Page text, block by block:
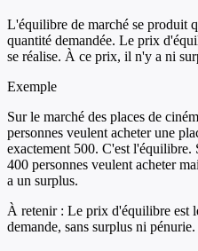
L'équilibre de marché se produit
quantité demandée. Le prix
se réalise. À ce prix, il n'y a ni
Exemple
Sur le marché des places de
personnes veulent acheter une
exactement 500. C'est l'équilibre.
400 personnes veulent acheter
a un surplus.
À retenir : Le prix d'équilibre est
demande, sans surplus ni pénurie.